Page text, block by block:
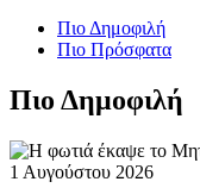
Πιο Δημοφιλή
Πιο Πρόσφατα
Πιο Δημοφιλή
1 Αυγούστου 2026